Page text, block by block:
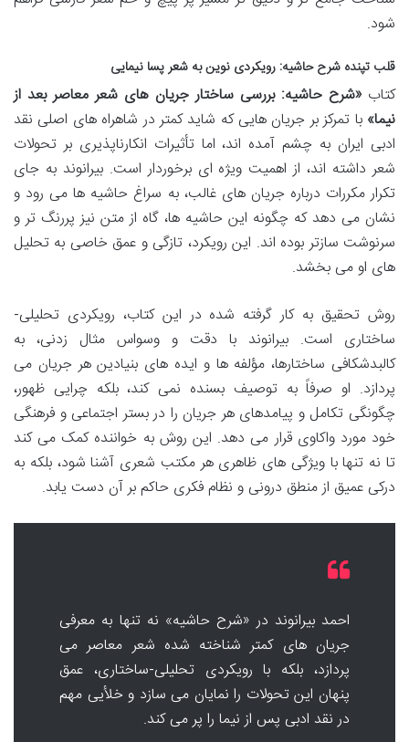
شود.
قلب تپنده شرح حاشیه: رویکردی نوین به شعر پسا نیمایی
کتاب«شرح حاشیه: بررسی ساختار جریان های شعر معاصر بعد از
نیما» با تمرکز بر جریان هایی که شاید کمتر در شاهراه های اصلی نقد
ادبی ایران به چشم آمده اند، اما تأثیرات انکارناپذیری بر تحولات
شعر داشته اند، از اهمیت ویژه ای برخوردار است. بیرانوند به جای
تکرار مکررات درباره جریان های غالب، به سراغ حاشیه ها می رود و
نشان می دهد که چگونه این حاشیه ها، گاه از متن نیز پررنگ تر و
سرنوشت سازتر بوده اند. این رویکرد، تازگی و عمق خاصی به تحلیل
های او می بخشد.
روش تحقیق به کار گرفته شده در این کتاب، رویکردی تحلیلی-
ساختاری است. بیرانوند با دقت و وسواس مثال زدنی، به
کالبدشکافی ساختارها، مؤلفه ها و ایده های بنیادین هر جریان می
پردازد. او صرفاً به توصیف بسنده نمی کند، بلکه چرایی ظهور،
چگونگی تکامل و پیامدهای هر جریان را در بستر اجتماعی و فرهنگی
خود مورد واکاوی قرار می دهد. این روش به خواننده کمک می کند
تا نه تنها با ویژگی های ظاهری هر مکتب شعری آشنا شود، بلکه به
درکی عمیق از منطق درونی و نظام فکری حاکم بر آن دست یابد.
احمد بیرانوند در «شرح حاشیه» نه تنها به معرفی
جریان های کمتر شناخته شده شعر معاصر می
پردازد، بلکه با رویکردی تحلیلی-ساختاری، عمق
پنهان این تحولات را نمایان می سازد و خلأیی مهم
در نقد ادبی پس از نیما را پر می کند.